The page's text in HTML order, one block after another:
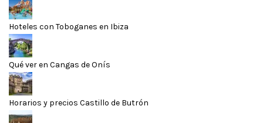
Hoteles con Toboganes en Ibiza
Qué ver en Cangas de Onís
Horarios y precios Castillo de Butrón